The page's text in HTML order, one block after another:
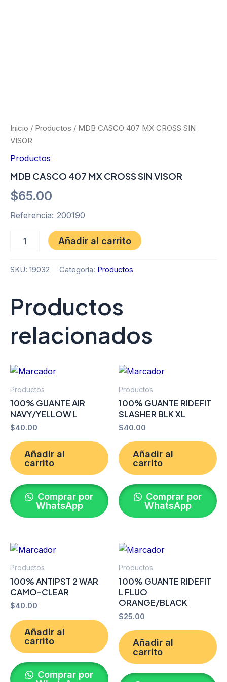
Inicio / Productos / MDB CASCO 407 MX CROSS SIN
VISOR
Productos
MDB CASCO 407 MX CROSS SIN VISOR
$65.00
Referencia: 200190
MX
CROSS
VISOR
Añadir al carrito
SKU: 19032 Categoría: Productos
Productos
relacionados
Productos
100% GUANTE AIR
NAVY/YELLOW L
$40.00
Añadir al
carrito
Comprar por
WhatsApp
Productos
100% GUANTE RIDEFIT
SLASHER BLK XL
$40.00
Añadir al
carrito
Comprar por
WhatsApp
Productos
100% ANTIPST 2 WAR
CAMO-CLEAR
$40.00
Añadir al
carrito
Comprar por
Productos
100% GUANTE RIDEFIT
L FLUO
ORANGE/BLACK
$25.00
Añadir al
carrito